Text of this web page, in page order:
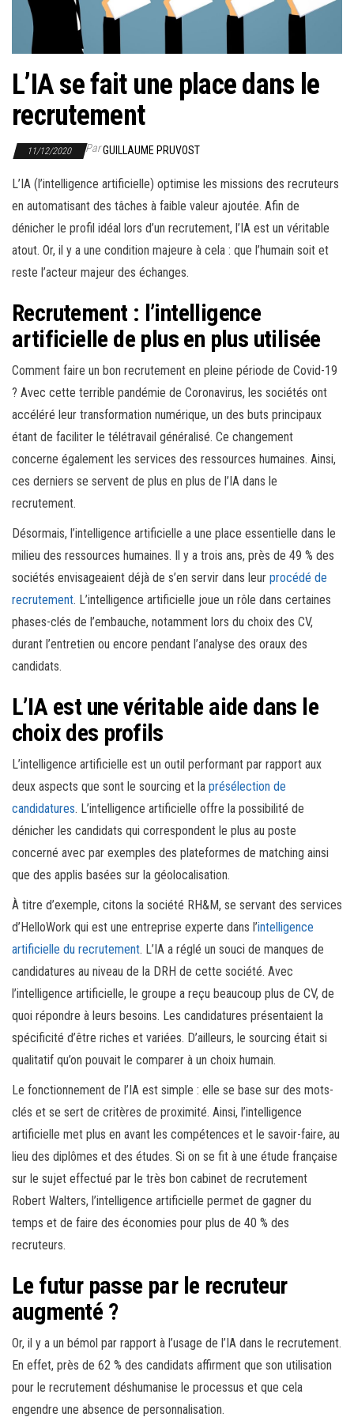
a
i
o
L’IA se fait une place dans le
recrutement
11/12/2020 ParGUILLAUME PRUVOST
L’IA (l’intelligence artificielle) optimise les missions des recruteurs
en automatisant des tâches à faible valeur ajoutée. Afin de
dénicher le profil idéal lors d’un recrutement, l’IA est un véritable
atout. Or, il y a une condition majeure à cela : que l’humain soit et
reste l’acteur majeur des échanges.
Recrutement : l’intelligence
artificielle de plus en plus utilisée
Comment faire un bon recrutement en pleine période de Covid-19
? Avec cette terrible pandémie de Coronavirus, les sociétés ont
accéléré leur transformation numérique, un des buts principaux
étant de faciliter le télétravail généralisé. Ce changement
concerne également les services des ressources humaines. Ainsi,
ces derniers se servent de plus en plus de l’IA dans le
recrutement.
Désormais, l’intelligence artificielle a une place essentielle dans le
milieu des ressources humaines. Il y a trois ans, près de 49 % des
sociétés envisageaient déjà de s’en servir dans leur procédé de
recrutement. L’intelligence artificielle joue un rôle dans certaines
phases-clés de l’embauche, notamment lors du choix des CV,
durant l’entretien ou encore pendant l’analyse des oraux des
candidats.
L’IA est une véritable aide dans le
choix des profils
L’intelligence artificielle est un outil performant par rapport aux
deux aspects que sont le sourcing et la présélection de
candidatures. L’intelligence artificielle offre la possibilité de
dénicher les candidats qui correspondent le plus au poste
concerné avec par exemples des plateformes de matching ainsi
que des applis basées sur la géolocalisation.
À titre d’exemple, citons la société RH&M, se servant des services
d’HelloWork qui est une entreprise experte dans l’intelligence
artificielle du recrutement. L’IA a réglé un souci de manques de
candidatures au niveau de la DRH de cette société. Avec
l’intelligence artificielle, le groupe a reçu beaucoup plus de CV, de
quoi répondre à leurs besoins. Les candidatures présentaient la
spécificité d’être riches et variées. D’ailleurs, le sourcing était si
qualitatif qu’on pouvait le comparer à un choix humain.
Le fonctionnement de l’IA est simple : elle se base sur des mots-
clés et se sert de critères de proximité. Ainsi, l’intelligence
artificielle met plus en avant les compétences et le savoir-faire, au
lieu des diplômes et des études. Si on se fit à une étude française
sur le sujet effectué par le très bon cabinet de recrutement
Robert Walters, l’intelligence artificielle permet de gagner du
temps et de faire des économies pour plus de 40 % des
recruteurs.
Le futur passe par le recruteur
augmenté ?
Or, il y a un bémol par rapport à l’usage de l’IA dans le recrutement.
En effet, près de 62 % des candidats affirment que son utilisation
pour le recrutement déshumanise le processus et que cela
engendre une absence de personnalisation.